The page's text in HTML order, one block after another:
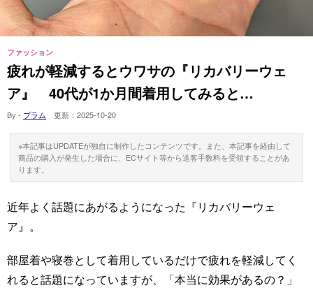
ファッション
疲れが軽減するとウワサの『リカバリーウェ
ア』 40代が1か月間着用してみると…
By - プラム 更新： 2025-10-20
※本記事はUPDATEが独自に制作したコンテンツです。また、本記事を経由して
商品の購入が発生した場合に、ECサイト等から送客手数料を受領することがあ
ります。
近年よく話題にあがるようになった『リカバリーウェ
ア』。
部屋着や寝巻として着用しているだけで疲れを軽減してく
れると話題になっていますが、「本当に効果があるの？」